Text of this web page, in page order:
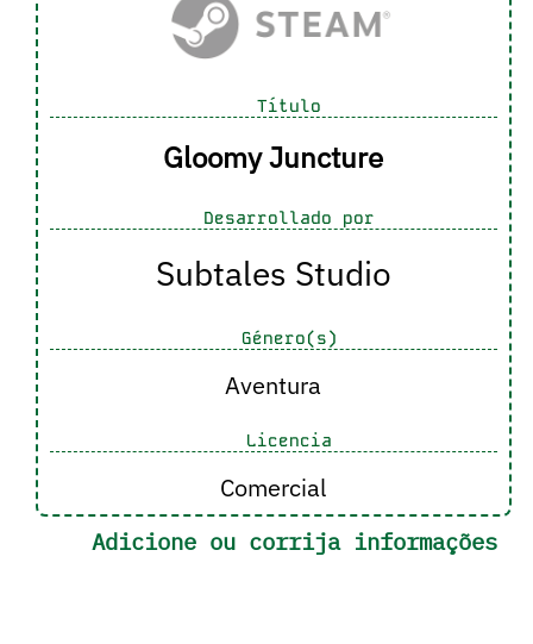
Título
Gloomy Juncture
Desarrollado por
Subtales Studio
Género(s)
Aventura
Licencia
Comercial
Adicione ou corrija informações